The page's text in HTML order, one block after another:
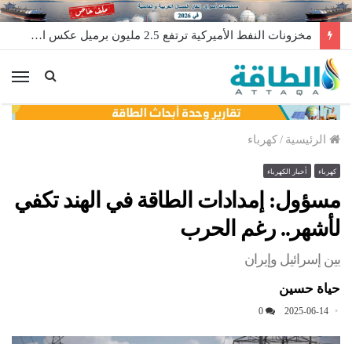
مخزونات النفط الأميركية ترتفع 2.5 مليون برميل عكس التوقعات
الرئيسية /كهرباء
كهرباء أخبار الكهرباء
مسؤول: إمدادات الطاقة في الهند تكفي
لأشهر.. رغم الحرب
بين إسرائيل وإيران
حياة حسين
2025-06-14
0